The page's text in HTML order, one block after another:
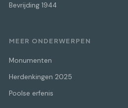
Bevrijding 1944
MEER ONDERWERPEN
Monumenten
Herdenkingen 2025
Poolse erfenis